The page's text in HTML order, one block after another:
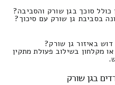
סוכך בגן שורק והסביבה?
בסביבת גן שורק עם סיכוך?
באיזור גן שורק?
מקלחון בשילוב פעולת מתקין
בגן שורק